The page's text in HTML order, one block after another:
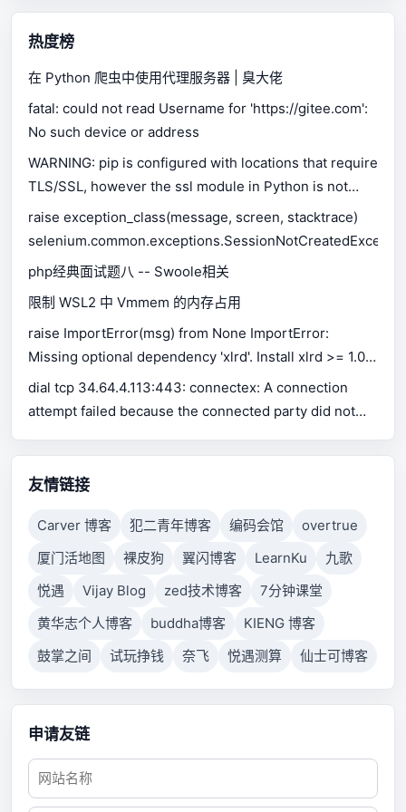
热度榜
在 Python 爬虫中使用代理服务器 | 臭大佬
fatal: could not read Username for 'https://gitee.com':
No such device or address
WARNING: pip is configured with locations that require
TLS/SSL, however the ssl module in Python is not
available.
raise exception_class(message, screen, stacktrace)
php经典面试题八 -- Swoole相关
限制 WSL2 中 Vmmem 的内存占用
raise ImportError(msg) from None ImportError:
Missing optional dependency 'xlrd'. Install xlrd >= 1.0.0
for Excel support Use pip or conda to install xlrd.
dial tcp 34.64.4.113:443: connectex: A connection
attempt failed because the connected party did not
connection failed because connected host has failed
to respond.
友情链接
Carver 博客 犯二青年博客 编码会馆
overtrue
厦门活地图
裸皮狗 翼闪博客 LearnKu
九歌
悦遇
Vijay Blog zed技术博客
7分钟课堂
黄华志个人博客
buddha博客
KIENG 博客
鼓掌之间
试玩挣钱 奈飞 悦遇测算 仙士可博客
申请友链